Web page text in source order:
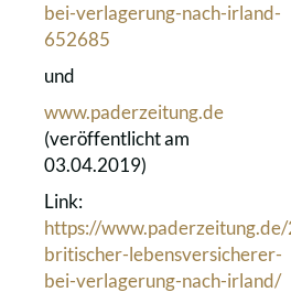
bei-verlagerung-nach-irland-
652685
und
www.paderzeitung.de
(veröffentlicht am
03.04.2019)
Link:
https://
britischer-lebensversicherer-
bei-verlagerung-nach-irland/